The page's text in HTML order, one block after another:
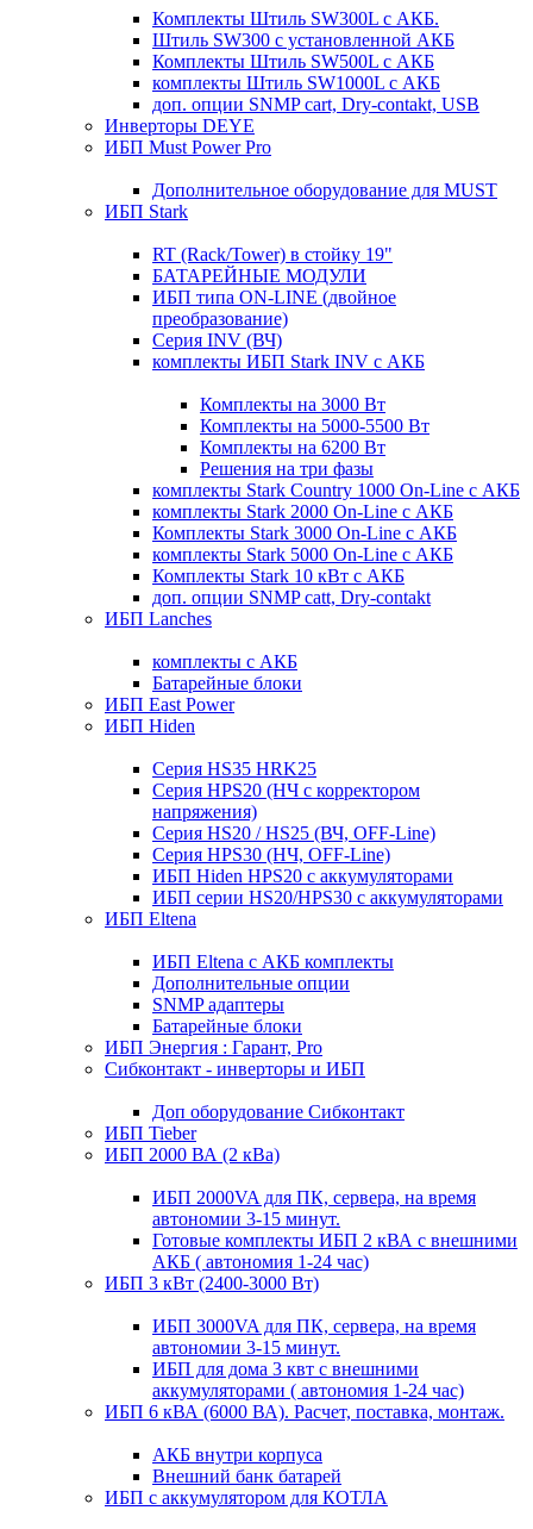
Комплекты Штиль SW300L с АКБ.
Штиль SW300 с установленной АКБ
Комплекты Штиль SW500L с АКБ
комплекты Штиль SW1000L с АКБ
доп. опции SNMP cart, Dry-contakt, USB
Инверторы DEYE
ИБП Must Power Pro
Дополнительное оборудование для MUST
ИБП Stark
RT (Rack/Tower) в стойку 19"
БАТАРЕЙНЫЕ МОДУЛИ
ИБП типа ON-LINE (двойное
преобразование)
Серия INV (ВЧ)
комплекты ИБП Stark INV с АКБ
Комплекты на 3000 Вт
Комплекты на 5000-5500 Вт
Комплекты на 6200 Вт
Решения на три фазы
комплекты Stark Country 1000 On-Line с АКБ
комплекты Stark 2000 On-Line с АКБ
Комплекты Stark 3000 On-Line с АКБ
комплекты Stark 5000 On-Line с АКБ
Комплекты Stark 10 кВт с АКБ
доп. опции SNMP catt, Dry-contakt
ИБП Lanches
комплекты с АКБ
Батарейные блоки
ИБП East Power
ИБП Hiden
Серия HS35 HRK25
Серия HPS20 (НЧ с корректором
напряжения)
Серия HS20 / HS25 (ВЧ, OFF-Line)
Серия HPS30 (НЧ, OFF-Line)
ИБП Hiden HPS20 с аккумуляторами
ИБП серии HS20/HPS30 с аккумуляторами
ИБП Eltena
ИБП Eltena с АКБ комплекты
Дополнительные опции
SNMP адаптеры
Батарейные блоки
ИБП Энергия : Гарант, Pro
Сибконтакт - инверторы и ИБП
Доп оборудование Сибконтакт
ИБП Tieber
ИБП 2000 ВА (2 кВа)
ИБП 2000VA для ПК, сервера, на время
автономии 3-15 минут.
Готовые комплекты ИБП 2 кВА с внешними
АКБ ( автономия 1-24 час)
ИБП 3 кВт (2400-3000 Вт)
ИБП 3000VA для ПК, сервера, на время
автономии 3-15 минут.
ИБП для дома 3 квт с внешними
аккумуляторами ( автономия 1-24 час)
ИБП 6 кВА (6000 ВА). Расчет, поставка, монтаж.
АКБ внутри корпуса
Внешний банк батарей
ИБП с аккумулятором для КОТЛА